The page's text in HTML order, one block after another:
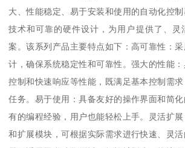
大、性能稳定、易于安装和使用的自动化控
技术和可靠的硬件设计，为用户提供了、灵
案。该系列产品主要特点如下：高可靠性：
计，确保系统稳定性和可靠性。强大的性能
控制和快速响应等性能，既满足基本控制需
任务。易于使用：具备友好的操作界面和简
有的编程经验，用户也能轻松上手。灵活扩
和扩展模块，可根据实际需求进行快速、灵